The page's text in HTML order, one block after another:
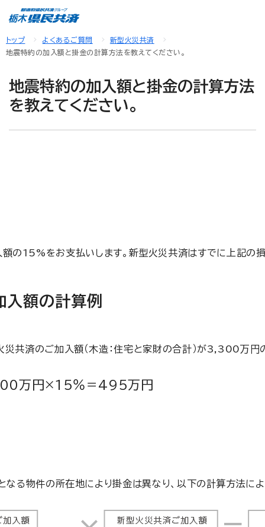
トップ よくあるご質問
新型火災共済
地震特約の加入額と掛金の計算方法を教えてください。
地震特約の加入額と掛金の計算方法
を教えてください。
の15%をお支払いします。新型火災共済はすでに上記
入額の計算例
災共済のご加入額（木造：住宅と家財の合計）が3,300万円
万円×15％＝495万円
なる物件の所在地により掛金は異なり、以下の計算方法によ